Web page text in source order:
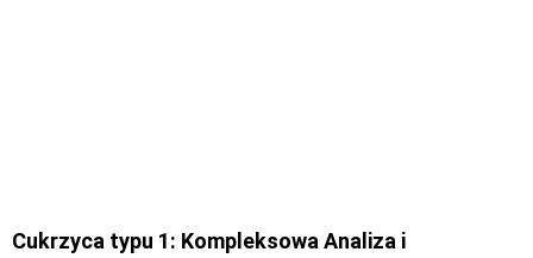
Cukrzyca typu 1: Kompleksowa Analiza i